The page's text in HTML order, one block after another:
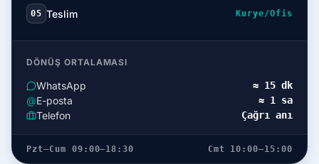
05 Teslim Kurye/Ofis
DÖNÜŞ ORTALAMASI
WhatsApp ≈ 15 dk
@E-posta ≈ 1 sa
Telefon Çağrı anı
Pzt–Cum 09:00–18:30 Cmt 10:00–15:00